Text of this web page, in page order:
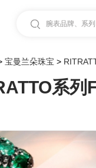
腕表品牌、系
宝曼兰朵珠宝 >
系